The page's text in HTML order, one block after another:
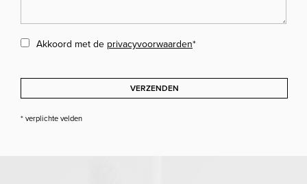
Akkoord met de privacyvoorwaarden*
VERZENDEN
* verplichte velden